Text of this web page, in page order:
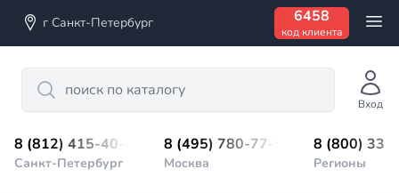
г Санкт-Петербург 6458
код клиента
Search
Вход
8 (812) 415-40-45
Санкт-Петербург
8 (495) 780-77-98
Москва
8 (800)
Регионы